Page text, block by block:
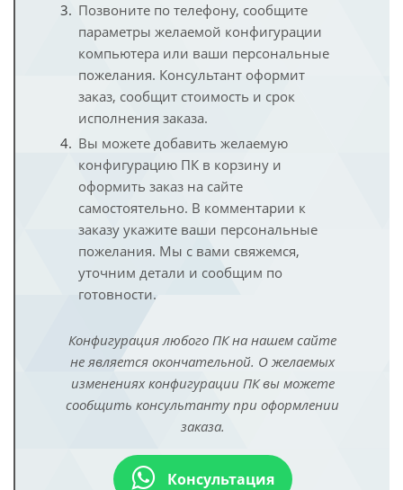
Позвоните по телефону, сообщите
параметры желаемой конфигурации
компьютера или ваши персональные
пожелания. Консультант оформит
заказ, сообщит стоимость и срок
исполнения заказа.
Вы можете добавить желаемую
конфигурацию ПК в корзину и
оформить заказ на сайте
самостоятельно. В комментарии к
заказу укажите ваши персональные
пожелания. Мы с вами свяжемся,
уточним детали и сообщим по
готовности.
Конфигурация любого ПК на нашем сайте
не является окончательной. О желаемых
изменениях конфигурации ПК вы можете
сообщить консультанту при оформлении
заказа.
Консультация